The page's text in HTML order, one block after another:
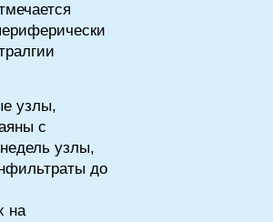
узлы,
с
узлы,
до
на